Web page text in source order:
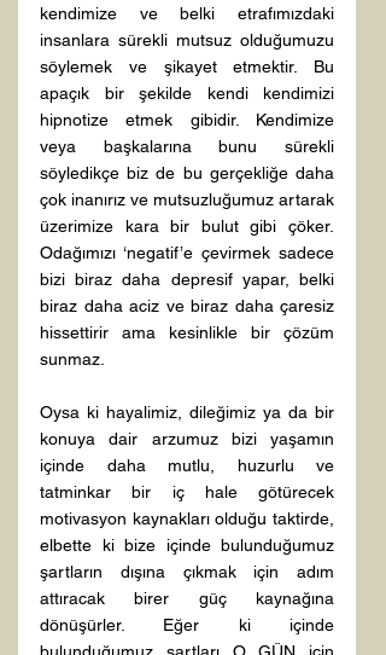
kendimize ve belki etrafımızdaki
insanlara sürekli mutsuz olduğumuzu
söylemek ve şikayet etmektir. Bu
apaçık bir şekilde kendi kendimizi
hipnotize etmek gibidir. Kendimize
veya başkalarına bunu sürekli
söyledikçe biz de bu gerçekliğe daha
çok inanırız ve mutsuzluğumuz artarak
üzerimize kara bir bulut gibi çöker.
Odağımızı ‘negatif’e çevirmek sadece
bizi biraz daha depresif yapar, belki
biraz daha aciz ve biraz daha çaresiz
hissettirir ama kesinlikle bir çözüm
sunmaz.
Oysa ki hayalimiz, dileğimiz ya da bir
konuya dair arzumuz bizi yaşamın
içinde daha mutlu, huzurlu ve
tatminkar bir iç hale götürecek
motivasyon kaynakları olduğu taktirde,
elbette ki bize içinde bulunduğumuz
şartların dışına çıkmak için adım
attıracak birer güç kaynağına
dönüşürler. Eğer ki içinde